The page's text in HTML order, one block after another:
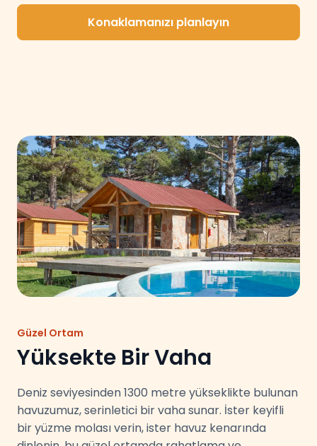
Konaklamanızı planlayın
Güzel Ortam
Yüksekte Bir Vaha
Deniz seviyesinden 1300 metre yükseklikte bulunan
havuzumuz, serinletici bir vaha sunar. İster keyifli
bir yüzme molası verin, ister havuz kenarında